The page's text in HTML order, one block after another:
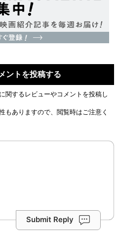
ントを投稿する
関するレビューやコメントを投稿し
もありますので、閲覧時はご注意く
Submit Reply